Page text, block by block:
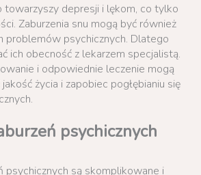
towarzyszy depresji i lękom, co tylko
Zaburzenia snu mogą być również
problemów psychicznych. Dlatego
ich obecność z lekarzem specjalistą.
i odpowiednie leczenie mogą
życia i zapobiec pogłębianiu się
psychicznych
psychicznych są skomplikowane i